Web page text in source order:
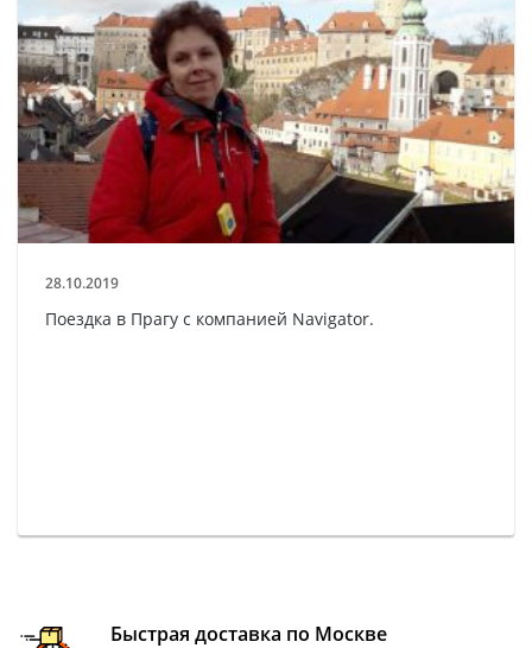
28.10.2019
Поездка в Прагу с компанией Navigator.
Быстрая доставка по Москве